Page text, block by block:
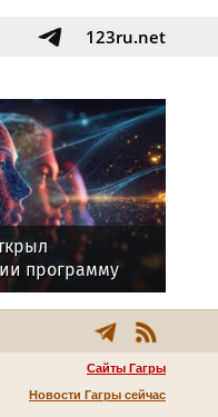
123ru.net
программу
Сайты Гагры
Новости Гагры сейчас